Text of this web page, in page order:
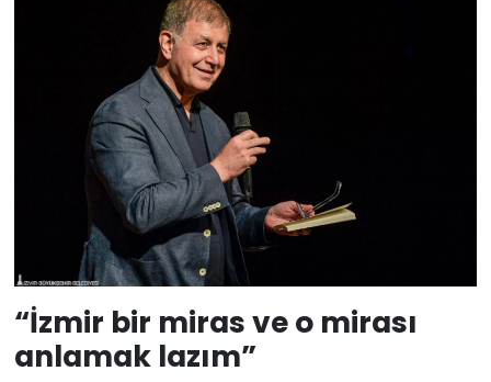
“İzmir bir miras ve o mirası
anlamak lazım”